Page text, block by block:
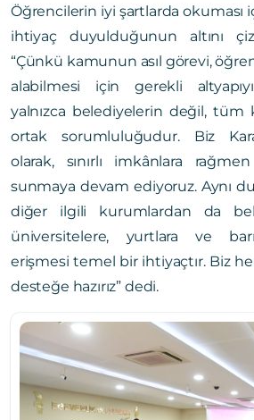
Öğrencilerin iyi şartlarda okuması
ihtiyaç duyulduğunun altını
“Çünkü kamunun asıl görevi,
alabilmesi için gerekli
yalnızca belediyelerin değil, tüm
ortak sorumluluğudur. Biz
olarak, sınırlı imkânlara
sunmaya devam ediyoruz. Aynı
diğer ilgili kurumlardan da
üniversitelere, yurtlara ve
erişmesi temel bir ihtiyaçtır. Biz
desteğe hazırız” dedi.